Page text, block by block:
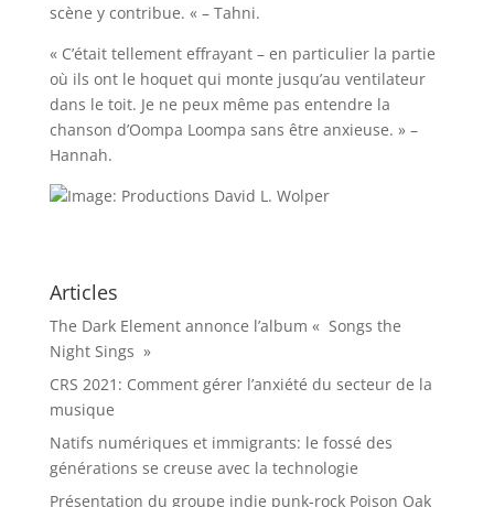
scène y contribue. « – Tahni.
« C’était tellement effrayant – en particulier la partie
où ils ont le hoquet qui monte jusqu’au ventilateur
dans le toit. Je ne peux même pas entendre la
chanson d’Oompa Loompa sans être anxieuse. » –
Hannah.
Image: Productions David L. Wolper
Articles
The Dark Element annonce l’album « Songs the
Night Sings »
CRS 2021: Comment gérer l’anxiété du secteur de la
musique
Natifs numériques et immigrants: le fossé des
générations se creuse avec la technologie
Présentation du groupe indie punk-rock Poison Oak